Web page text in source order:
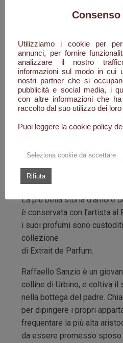
elegante e talentuoso poco
Persino il Papa decise di
avrebbe ricoperto le opere
Fu in quel periodo che il
visse un amore
non per la donna alla quale
ma per un’umile fornaia di
con la sua amata Fornarina
da li a pochi giorni si
Rimanendo per la storia del
nostri l'unico e solo Principe
La più bella storia d’amore
è conservata con l'artista al
i suoi profumi sono
collezione
di Extrait de Parfum.
Raffaello Sanzio è un
colline di Urbino, e coltiva il
nella bottega del padre.
per dipingere i propri
frequentare la più alta
da essere promesso sposo
Utilizziamo i cookie per
annunci, per fornire
analizzare il nostro
informazioni sul modo in cui
nostri partner che si
pubblicità e social media, i
con altre informazioni che
raccolto dal suo utilizzo dei
Puoi leggere la cookie policy
Seleziona cookie da accettare
Rifiuta